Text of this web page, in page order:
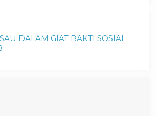
DALAM GIAT BAKTI SOSIAL